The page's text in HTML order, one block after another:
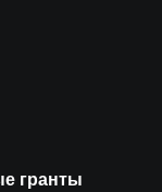
гранты